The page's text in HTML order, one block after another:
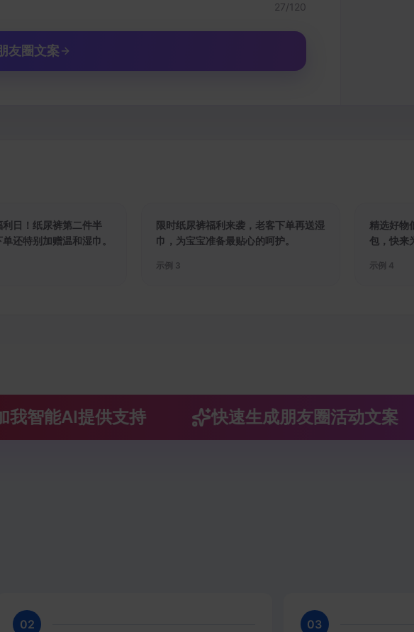
27/120
友圈文案
日！纸尿裤第二件半
还特别加赠温和湿巾。
限时纸尿裤福利来袭，老客下单再送湿
巾，为宝宝准备最贴心的呵护。
示例 3
精选好物
包，快来
示例 4
智能AI提供支持 快速生成朋友圈活动文案
02 03